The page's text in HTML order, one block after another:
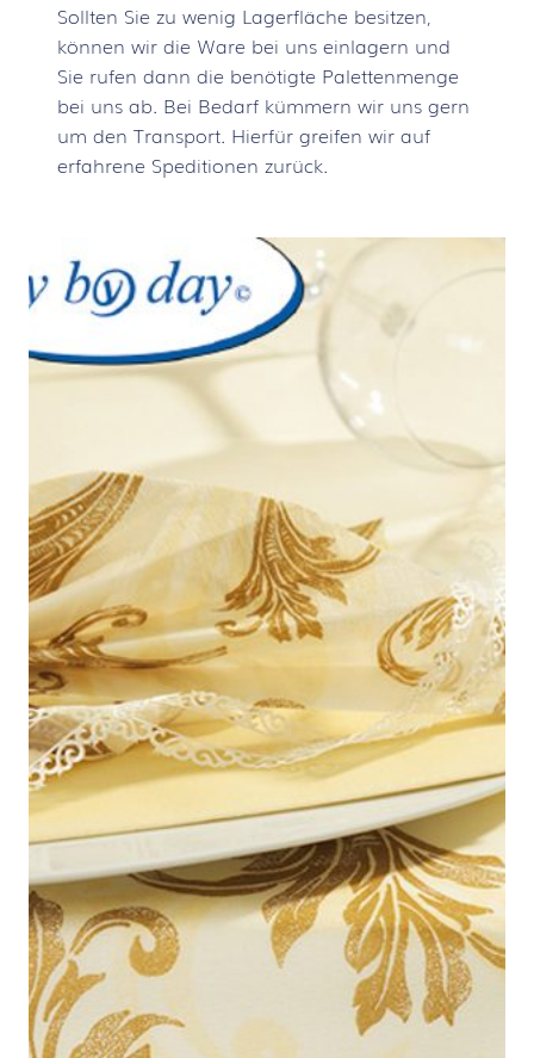
Sollten Sie zu wenig Lagerfläche besitzen,
können wir die Ware bei uns einlagern und
Sie rufen dann die benötigte Palettenmenge
bei uns ab. Bei Bedarf kümmern wir uns gern
um den Transport. Hierfür greifen wir auf
erfahrene Speditionen zurück.